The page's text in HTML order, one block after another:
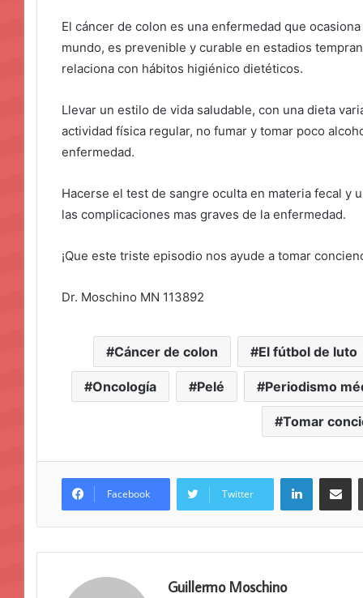
El cáncer de colon es una enfermedad que
mundo, es prevenible y curable en estadios
relaciona con hábitos higiénico dietéticos.
Llevar un estilo de vida saludable, con una dieta
actividad física regular, no fumar y tomar poco
enfermedad.
Hacerse el test de sangre oculta en materia fecal y
las complicaciones mas graves de la enfermedad.
¡Que este triste episodio nos ayude a tomar
Dr. Moschino MN 113892
Cáncer de colon El fútbol de luto
Oncología Pelé Periodismo
Tomar
Facebook Twitter
LinkedIn
Guillermo Moschino